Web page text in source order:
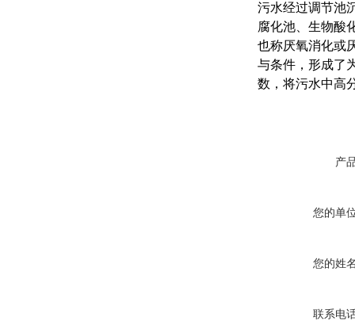
污水经过调节池
腐化池、生物酸
也称厌氧消化或
与条件，形成了
数，将污水中高
产
您的单
您的姓
联系电